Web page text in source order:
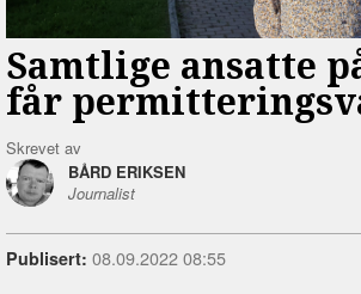
Samtlige ansatte
får
Skrevet av
BÅRD ERIKSEN
Journalist
Publisert: 08.09.2022 08:55